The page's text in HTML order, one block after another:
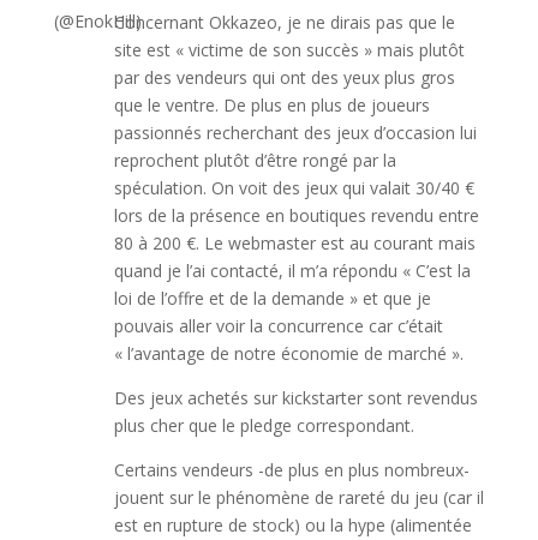
Concernant Okkazeo, je ne dirais pas que le
site est « victime de son succès » mais plutôt
par des vendeurs qui ont des yeux plus gros
que le ventre. De plus en plus de joueurs
passionnés recherchant des jeux d’occasion lui
reprochent plutôt d’être rongé par la
spéculation. On voit des jeux qui valait 30/40 €
lors de la présence en boutiques revendu entre
80 à 200 €. Le webmaster est au courant mais
quand je l’ai contacté, il m’a répondu « C’est la
loi de l’offre et de la demande » et que je
pouvais aller voir la concurrence car c’était
« l’avantage de notre économie de marché ».
Des jeux achetés sur kickstarter sont revendus
plus cher que le pledge correspondant.
Certains vendeurs -de plus en plus nombreux-
jouent sur le phénomène de rareté du jeu (car il
est en rupture de stock) ou la hype (alimentée